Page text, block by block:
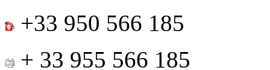
+33 950 566 185
+ 33 955 566 185